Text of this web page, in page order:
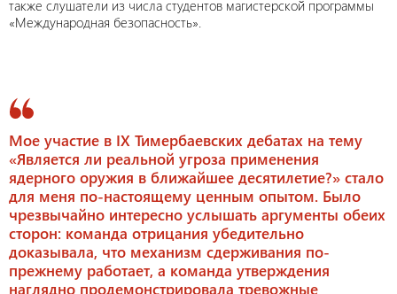
также слушатели из числа студентов магистерской программы
«Международная безопасность».
Мое участие в IX Тимербаевских дебатах на тему
«Является ли реальной угроза применения
ядерного оружия в ближайшее десятилетие?» стало
для меня по-настоящему ценным опытом. Было
чрезвычайно интересно услышать аргументы обеих
сторон: команда отрицания убедительно
доказывала, что механизм сдерживания по-
прежнему работает, а команда утверждения
наглядно продемонстрировала тревожные